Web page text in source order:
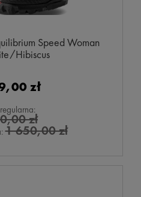
Speed Woman
Hibiscus
zł
zł
1 650,00 zł